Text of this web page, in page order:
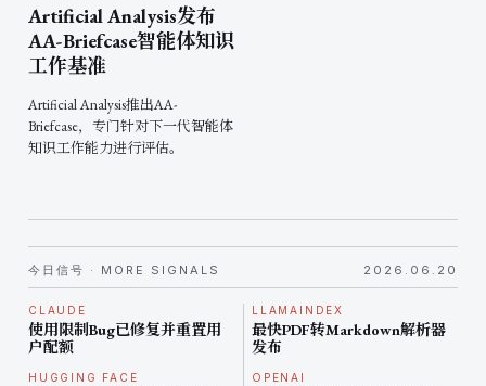
Artificial Analysis发布
AA-Briefcase智能体知识
工作基准
Artificial Analysis推出AA-
Briefcase，专门针对下一代智能体
知识工作能力进行评估。
今日信号 · MORE SIGNALS 2026.06.20
CLAUDE
使用限制Bug已修复并重置用
户配额
HUGGING FACE
LLAMAINDEX
最快PDF转Markdown解析器
发布
OPENAI